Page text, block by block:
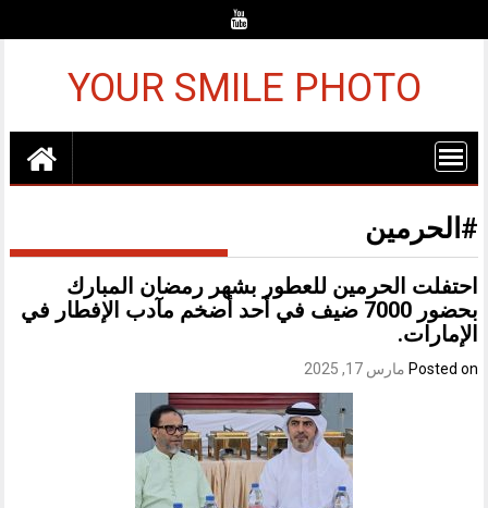
YOUR SMILE PHOTO
#الحرمين
احتفلت الحرمين للعطور بشهر رمضان المبارك
بحضور 7000 ضيف في أحد أضخم مآدب الإفطار في
الإمارات.
Posted on مارس 17, 2025